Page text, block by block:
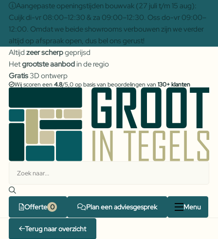
Aangepaste openingstijden bouwvak (27 juli t/m 15 aug):
Cuijk di-vr 08:00–12:30 & za 09:00–12:30. Oss do-vr 09:00–
12:00. Omdat we beide showrooms verbouwen zijn we verder
altijd op afspraak open, dus bel ons gerust!
Altijd zeer scherpgeprijsd
Hetgrootste aanbodin de regio
Gratis3D ontwerp
Wij scoren een 4.8/5,0 op basis van beoordelingen van 130+ klanten
Offerte Plan een adviesgesprek Menu
Terug naar overzicht